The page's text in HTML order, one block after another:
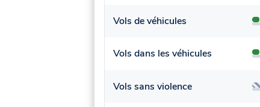
Vols de véhicules
Vols dans les véhicules
Vols sans violence